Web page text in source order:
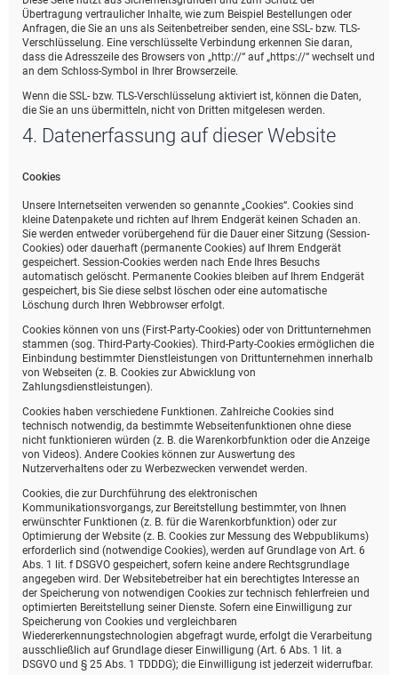
Übertragung vertraulicher Inhalte, wie zum Beispiel Bestellungen oder
Anfragen, die Sie an uns als Seitenbetreiber senden, eine SSL- bzw. TLS-
Verschlüsselung. Eine verschlüsselte Verbindung erkennen Sie daran,
dass die Adresszeile des Browsers von „http://“ auf „https://“ wechselt und
an dem Schloss-Symbol in Ihrer Browserzeile.
Wenn die SSL- bzw. TLS-Verschlüsselung aktiviert ist, können die Daten,
die Sie an uns übermitteln, nicht von Dritten mitgelesen werden.
4. Datenerfassung auf dieser Website
Cookies
Unsere Internetseiten verwenden so genannte „Cookies“. Cookies sind
kleine Datenpakete und richten auf Ihrem Endgerät keinen Schaden an.
Sie werden entweder vorübergehend für die Dauer einer Sitzung (Session-
Cookies) oder dauerhaft (permanente Cookies) auf Ihrem Endgerät
gespeichert. Session-Cookies werden nach Ende Ihres Besuchs
automatisch gelöscht. Permanente Cookies bleiben auf Ihrem Endgerät
gespeichert, bis Sie diese selbst löschen oder eine automatische
Löschung durch Ihren Webbrowser erfolgt.
Cookies können von uns (First-Party-Cookies) oder von Drittunternehmen
stammen (sog. Third-Party-Cookies). Third-Party-Cookies ermöglichen die
Einbindung bestimmter Dienstleistungen von Drittunternehmen innerhalb
von Webseiten (z. B. Cookies zur Abwicklung von
Zahlungsdienstleistungen).
Cookies haben verschiedene Funktionen. Zahlreiche Cookies sind
technisch notwendig, da bestimmte Webseitenfunktionen ohne diese
nicht funktionieren würden (z. B. die Warenkorbfunktion oder die Anzeige
von Videos). Andere Cookies können zur Auswertung des
Nutzerverhaltens oder zu Werbezwecken verwendet werden.
Cookies, die zur Durchführung des elektronischen
Kommunikationsvorgangs, zur Bereitstellung bestimmter, von Ihnen
erwünschter Funktionen (z. B. für die Warenkorbfunktion) oder zur
Optimierung der Website (z. B. Cookies zur Messung des Webpublikums)
erforderlich sind (notwendige Cookies), werden auf Grundlage von Art. 6
Abs. 1 lit. f DSGVO gespeichert, sofern keine andere Rechtsgrundlage
angegeben wird. Der Websitebetreiber hat ein berechtigtes Interesse an
der Speicherung von notwendigen Cookies zur technisch fehlerfreien und
optimierten Bereitstellung seiner Dienste. Sofern eine Einwilligung zur
Speicherung von Cookies und vergleichbaren
Wiedererkennungstechnologien abgefragt wurde, erfolgt die Verarbeitung
ausschließlich auf Grundlage dieser Einwilligung (Art. 6 Abs. 1 lit. a
DSGVO und § 25 Abs. 1 TDDDG); die Einwilligung ist jederzeit widerrufbar.